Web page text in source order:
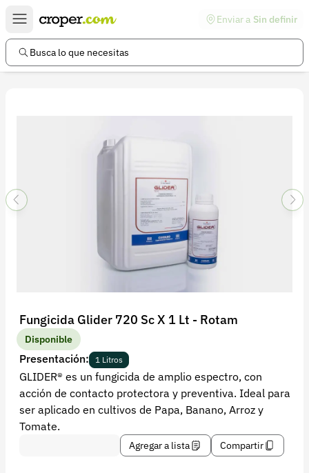
Enviar a Sin definir
Busca lo que necesitas
Fungicida Glider 720 Sc X 1 Lt - Rotam
Disponible
Presentación: 1 Litros
GLIDER® es un fungicida de amplio espectro, con
acción de contacto protectora y preventiva. Ideal para
ser aplicado en cultivos de Papa, Banano, Arroz y
Tomate.
Agregar a lista Compartir
Enlaces de interés
Preguntas frecuentes
Términos y condiciones
Política de privacidad
Recuperar contraseña
Contacto
Soporte
+57 323 2931928
contacto@croper.com
© 2026 Croper.com Todos los derechos reservados